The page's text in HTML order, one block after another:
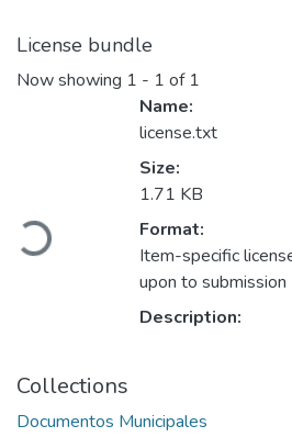
License bundle
Now showing 1 - 1 of 1
Loading...
Name:
license.txt
Size:
1.71 KB
Format:
Item-specific
upon to submission
Description:
Collections
Documentos Municipales